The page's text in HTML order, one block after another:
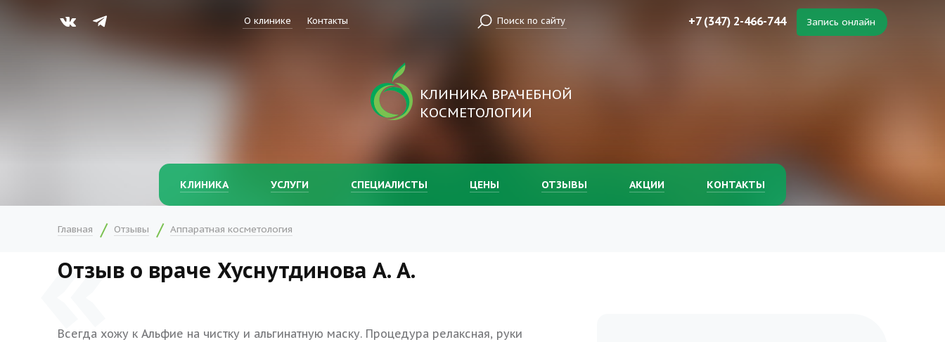
О клинике Контакты Поиск по сайту +7 (347) 2-466-744 Запись онлайн
КЛИНИКА ВРАЧЕБНОЙ
КОСМЕТОЛОГИИ
КЛИНИКА УСЛУГИ СПЕЦИАЛИСТЫ ЦЕНЫ ОТЗЫВЫ АКЦИИ КОНТАКТЫ
Главная Отзывы Аппаратная косметология
Отзыв о враче Хуснутдинова А. А.
Всегда хожу к Альфие на чистку и альгинатную маску. Процедура релаксная, руки